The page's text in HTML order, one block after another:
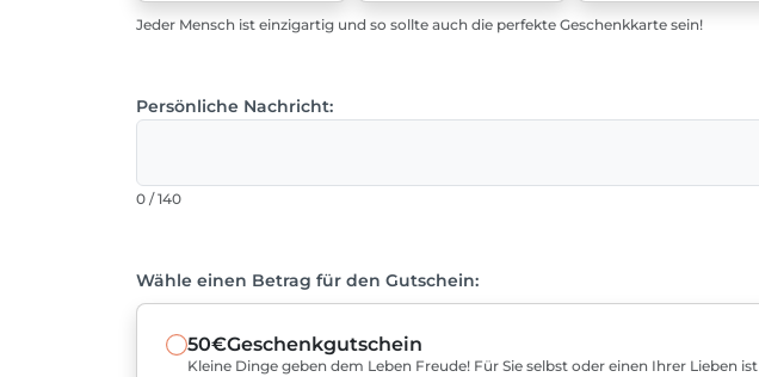
Jeder Mensch ist einzigartig und so sollte auch die perfekte Geschenkkarte sein!
Persönliche Nachricht:
0 / 140
Wähle einen Betrag für den Gutschein:
50€Geschenkgutschein
Kleine Dinge geben dem Leben Freude! Für Sie selbst oder einen Ihrer Lieben ist